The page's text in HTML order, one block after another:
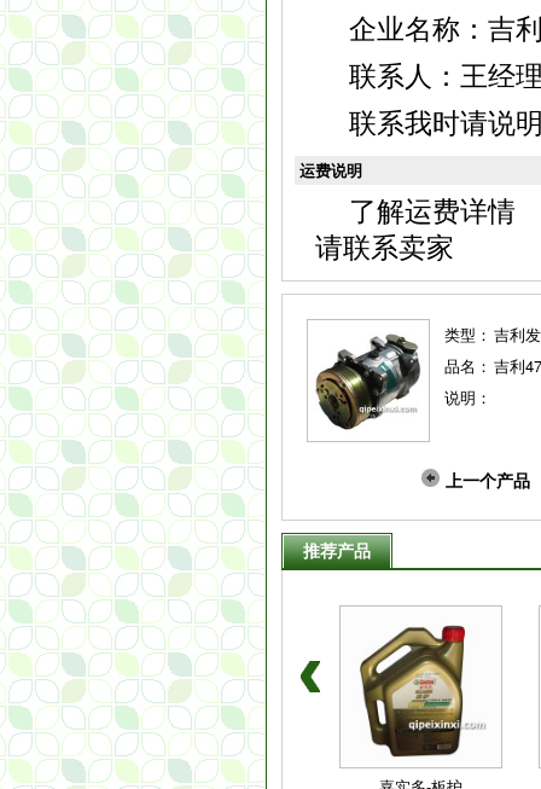
企业名称：吉
联系人：王经
联系我时请说
运费说明
了解运费详情
请联系卖家
类型： 吉利
品名： 吉利
说明：
上一个产品
推荐产品